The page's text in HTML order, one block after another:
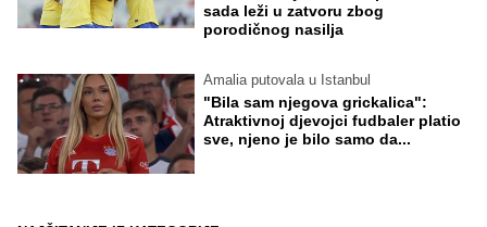
sada leži u zatvoru zbog
porodičnog nasilja
Amalia putovala u Istanbul
"Bila sam njegova grickalica":
Atraktivnoj djevojci fudbaler platio
sve, njeno je bilo samo da...